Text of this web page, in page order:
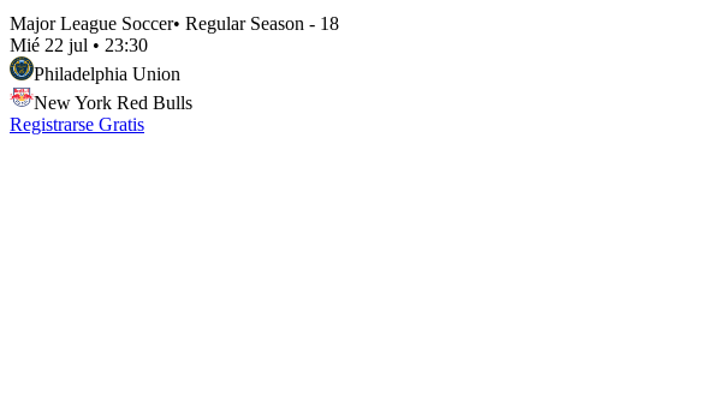
Major League Soccer• Regular Season - 18
Mié 22 jul • 23:30
Philadelphia Union
New York Red Bulls
Registrarse Gratis